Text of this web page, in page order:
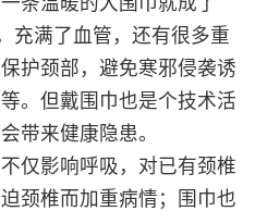
充满了血管，还有很多重
护颈部，避免寒邪侵袭诱
。但戴围巾也是个技术活
带来健康隐患。
仅影响呼吸，对已有颈椎
颈椎而加重病情；围巾也